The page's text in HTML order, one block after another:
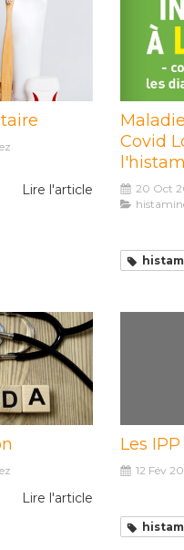
Lire l'article
Covid
20 Oct
Lire l'article
Les
12 Fév